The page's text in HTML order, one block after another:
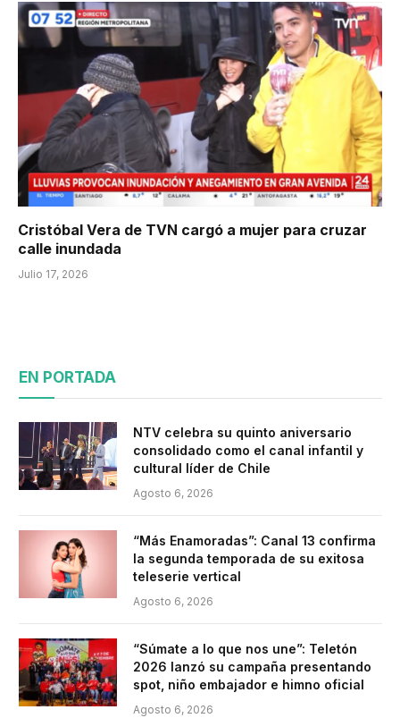
Cristóbal Vera de TVN cargó a mujer para cruzar
calle inundada
Julio 17, 2026
EN PORTADA
NTV celebra su quinto aniversario
consolidado como el canal infantil y
cultural líder de Chile
Agosto 6, 2026
“Más Enamoradas”: Canal 13 confirma
la segunda temporada de su exitosa
teleserie vertical
Agosto 6, 2026
“Súmate a lo que nos une”: Teletón
2026 lanzó su campaña presentando
spot, niño embajador e himno oficial
Agosto 6, 2026